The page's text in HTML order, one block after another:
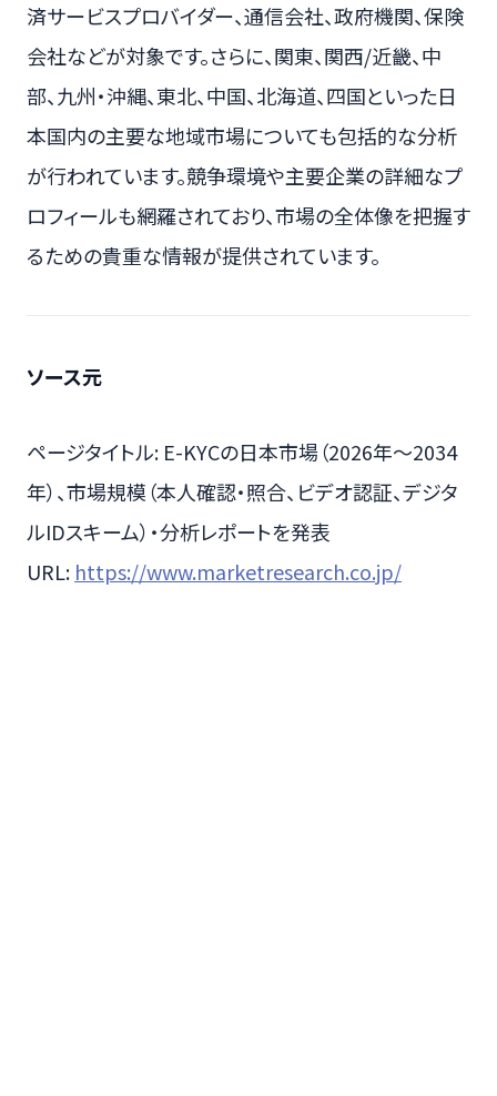
済サービスプロバイダー、通信会社、政府機関、保険
会社などが対象です。さらに、関東、関西/近畿、中
部、九州・沖縄、東北、中国、北海道、四国といった日
本国内の主要な地域市場についても包括的な分析
が行われています。競争環境や主要企業の詳細なプ
ロフィールも網羅されており、市場の全体像を把握す
るための貴重な情報が提供されています。
ソース元
ページタイトル: E-KYCの日本市場（2026年～2034
年）、市場規模（本人確認・照合、ビデオ認証、デジタ
ルIDスキーム）・分析レポートを発表
URL: https://www.marketresearch.co.jp/